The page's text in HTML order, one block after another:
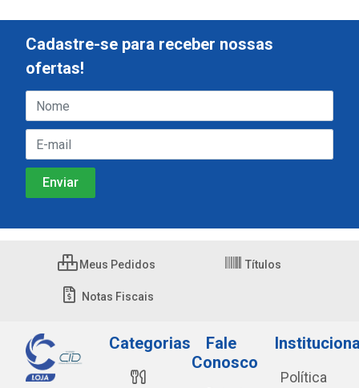
Cadastre-se para receber nossas
ofertas!
Meus Pedidos Títulos
Notas Fiscais
Categorias
Fale
Conosco
Política